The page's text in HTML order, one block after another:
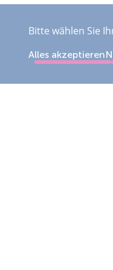
Bitte wählen Sie
Alles akzeptieren